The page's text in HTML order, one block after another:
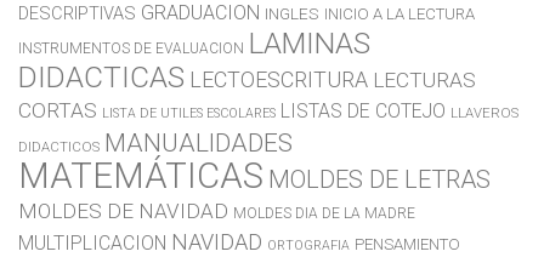
DESCRIPTIVAS GRADUACION INGLES INICIO A LA LECTURA
INSTRUMENTOS DE EVALUACION LAMINAS
DIDACTICAS LECTOESCRITURA LECTURAS
CORTAS LISTA DE UTILES ESCOLARES LISTAS DE COTEJO LLAVEROS
DIDACTICOS MANUALIDADES
MATEMÁTICAS MOLDES DE LETRAS
MOLDES DE NAVIDAD MOLDES DIA DE LA MADRE
MULTIPLICACION NAVIDAD ORTOGRAFIA PENSAMIENTO